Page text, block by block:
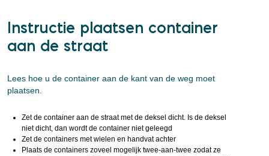
Instructie plaatsen container
aan de straat
Lees hoe u de container aan de kant van de weg moet
plaatsen.
Zet de container aan de straat met de deksel dicht. Is de deksel
niet dicht, dan wordt de container niet geleegd
Zet de containers met wielen en handvat achter
Plaats de containers zoveel mogelijk twee-aan-twee zodat ze